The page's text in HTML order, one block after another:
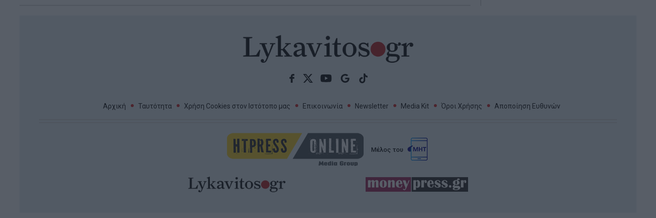
Αρχική Ταυτότητα Χρήση Cookies στον Ιστότοπο μας Επικοινωνία Newsletter Media Kit Όροι Χρήσης Αποποίηση Ευθυνών
Μέλος του